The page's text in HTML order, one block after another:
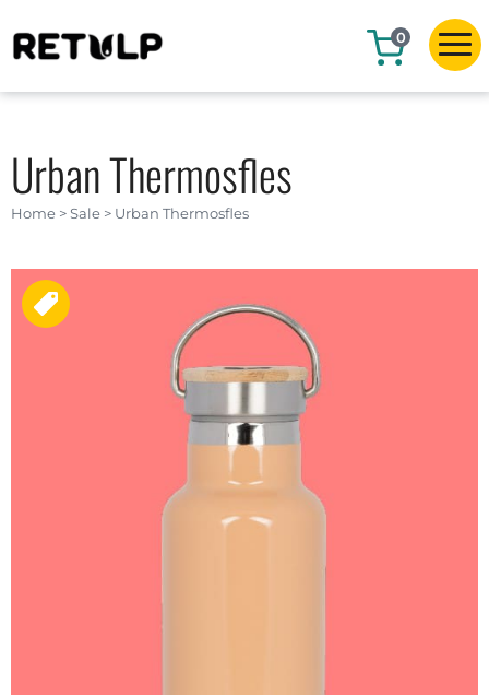
0
Home >Sale > Urban Thermosfles
Urban Thermosfles